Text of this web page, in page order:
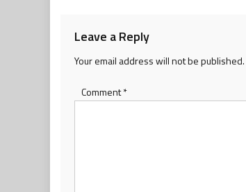
Leave a Reply
Your email address will not be published.
Comment*